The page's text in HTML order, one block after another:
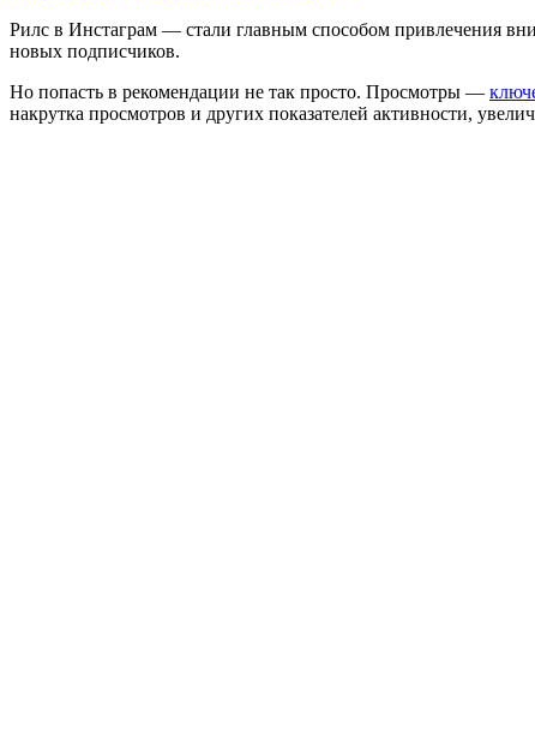
Рилс в Инстаграм — стали главным способом привлечения
новых подписчиков.
Но попасть в рекомендации не так просто. Просмотры —
накрутка просмотров и других показателей активности,